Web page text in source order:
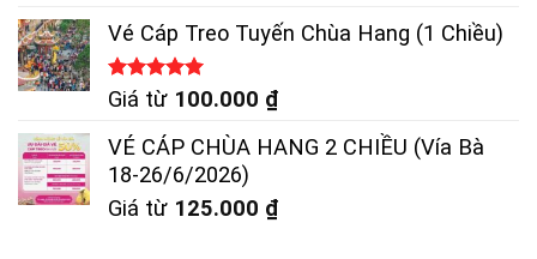
Vé Cáp Treo Tuyến Chùa Hang (1 Chiều)
Được xếp
5 sao
Giá từ 100.000 ₫
VÉ CÁP CHÙA HANG 2 CHIỀU (Vía Bà
18-26/6/2026)
Giá từ 125.000 ₫